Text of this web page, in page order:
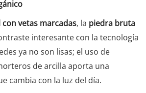
vetas marcadas, la piedra bruta
interesante con la tecnología
ya no son lisas; el uso de
de arcilla aporta una
cambia con la luz del día.